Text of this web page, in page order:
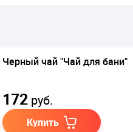
Черный чай "Чай для бани"
172 руб.
Купить